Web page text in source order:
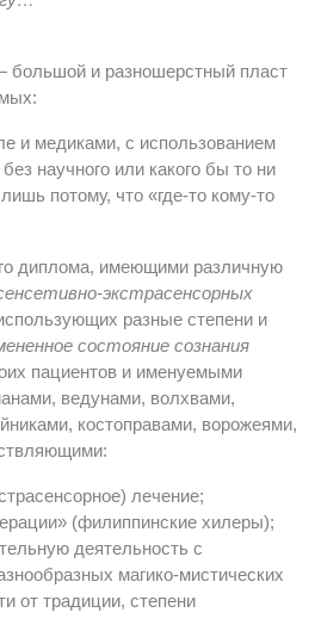
и разношерстный пласт
и медиками, с использованием
научного или какого бы то ни
потому, что «где-то кому-то
диплома, имеющими различную
экстрасенсорных
разные степени и
состояние сознания
пациентов и именуемыми
ведунами, волхвами,
костоправами, ворожеями,
лечение;
(филиппинские хилеры);
деятельность с
магико-мистических
от традиции, степени